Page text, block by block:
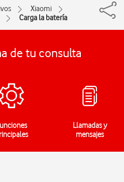
Xiaomi
Carga la batería
de tu consulta
Llamadas y
mensajes